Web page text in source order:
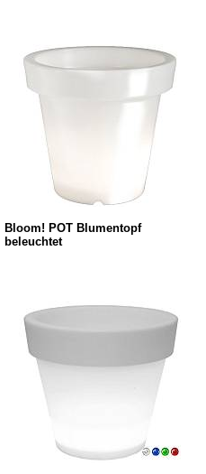
Bloom! POT Blumentopf
beleuchtet